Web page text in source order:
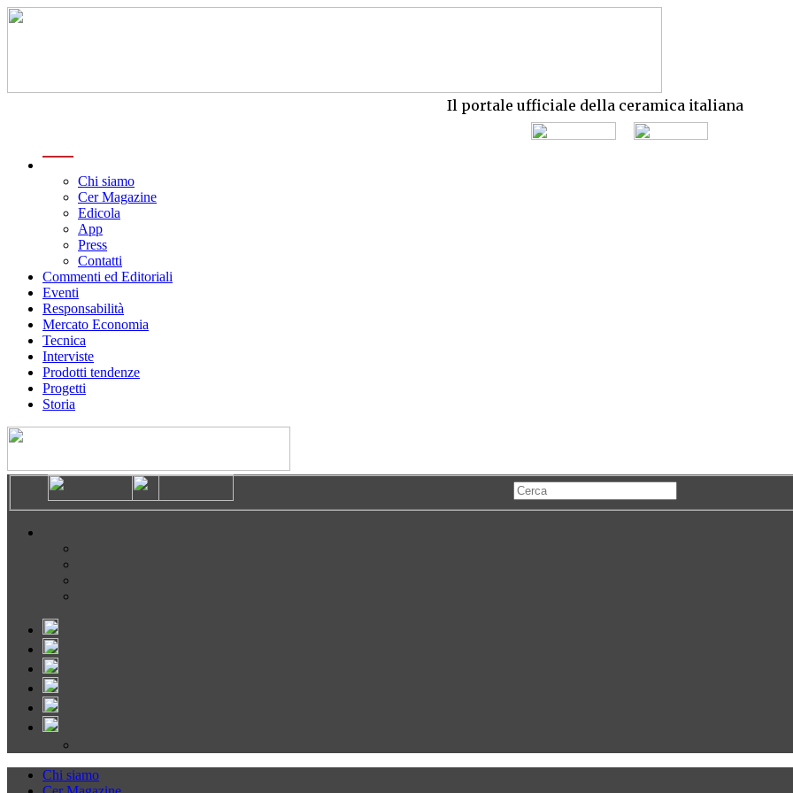
Il portale ufficiale della ceramica italiana
Chi siamo
Cer Magazine
Edicola
App
Press
Contatti
Commenti ed Editoriali
Eventi
Responsabilità
Mercato Economia
Tecnica
Interviste
Prodotti tendenze
Progetti
Storia
Chi siamo